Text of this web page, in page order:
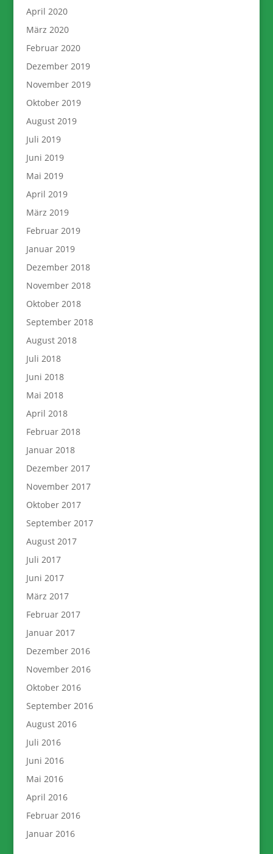
April 2020
März 2020
Februar 2020
Dezember 2019
November 2019
Oktober 2019
August 2019
Juli 2019
Juni 2019
Mai 2019
April 2019
März 2019
Februar 2019
Januar 2019
Dezember 2018
November 2018
Oktober 2018
September 2018
August 2018
Juli 2018
Juni 2018
Mai 2018
April 2018
Februar 2018
Januar 2018
Dezember 2017
November 2017
Oktober 2017
September 2017
August 2017
Juli 2017
Juni 2017
März 2017
Februar 2017
Januar 2017
Dezember 2016
November 2016
Oktober 2016
September 2016
August 2016
Juli 2016
Juni 2016
Mai 2016
April 2016
Februar 2016
Januar 2016